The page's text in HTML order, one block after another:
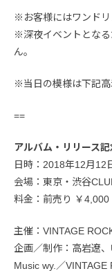
※お客様にはワンドリ
※深夜イベントとな
ん。
※当日の模様は下記高
==
アルバム・リリース
日時：2018年12月12
会場：東京・渋谷
料金：前売り ￥4,000
主催：VINTAGE
企画／制作：高岩遼
Music wy.／VINTAGE